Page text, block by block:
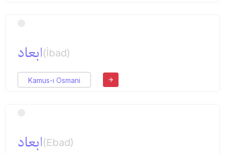
ابعاد(İbad)
Kamus-ı Osmani
ابعاد(Ebad)